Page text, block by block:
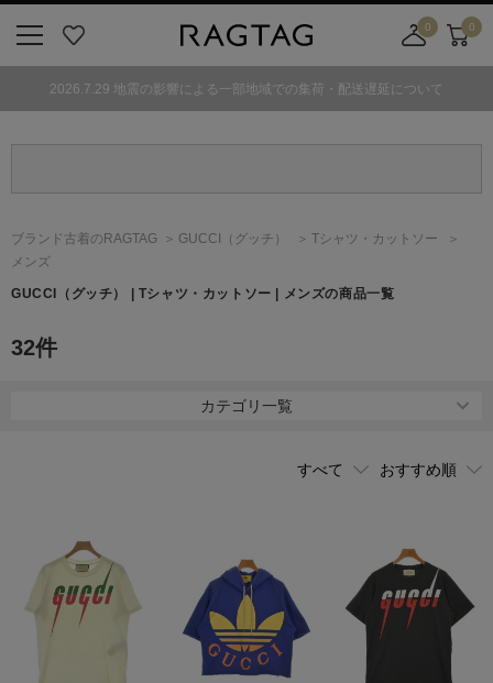
気
0
舗
カ
ト
0
2026.7.29 地震の影響による一部地域での集荷・配送遅延について
ブランド古着のRAGTAG GUCCI （グッチ）
Tシャツ・カットソー
メンズ
GUCCI （グッチ） | Tシャツ・カットソー | メンズの商品一覧
32件
カテゴリ一覧